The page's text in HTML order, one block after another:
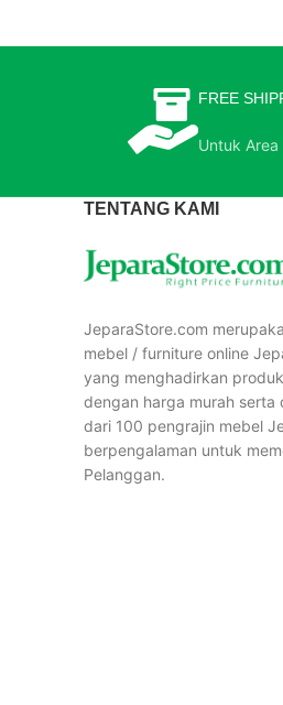
FREE
Untuk
TENTANG KAMI
JeparaStore.com
mebel / furniture online
yang menghadirkan
dengan harga murah serta
dari 100 pengrajin mebel
berpengalaman untuk
Pelanggan.